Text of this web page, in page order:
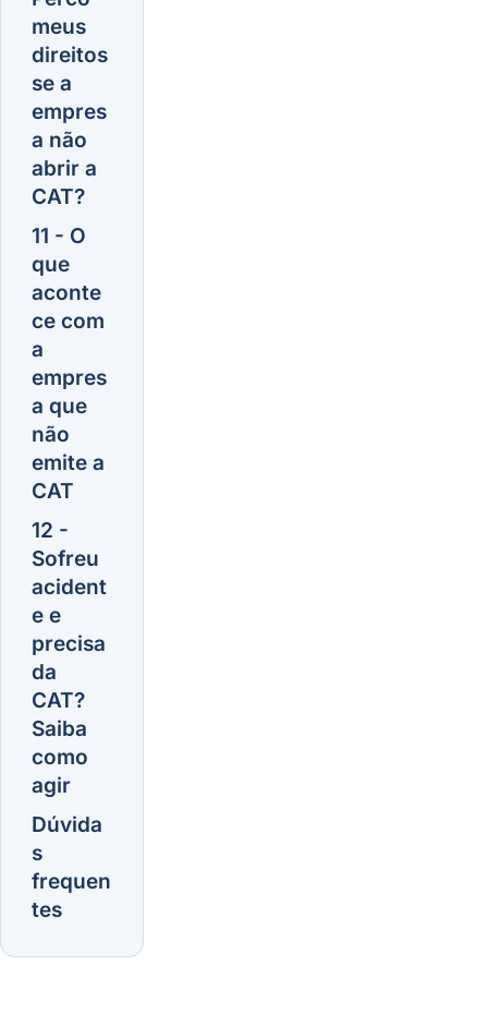
meus
direitos
se a
empres
a não
abrir a
CAT?
11 - O
que
aconte
ce com
a
empres
a que
não
emite a
CAT
12 -
Sofreu
acident
e e
precisa
da
CAT?
Saiba
como
agir
Dúvida
s
frequen
tes